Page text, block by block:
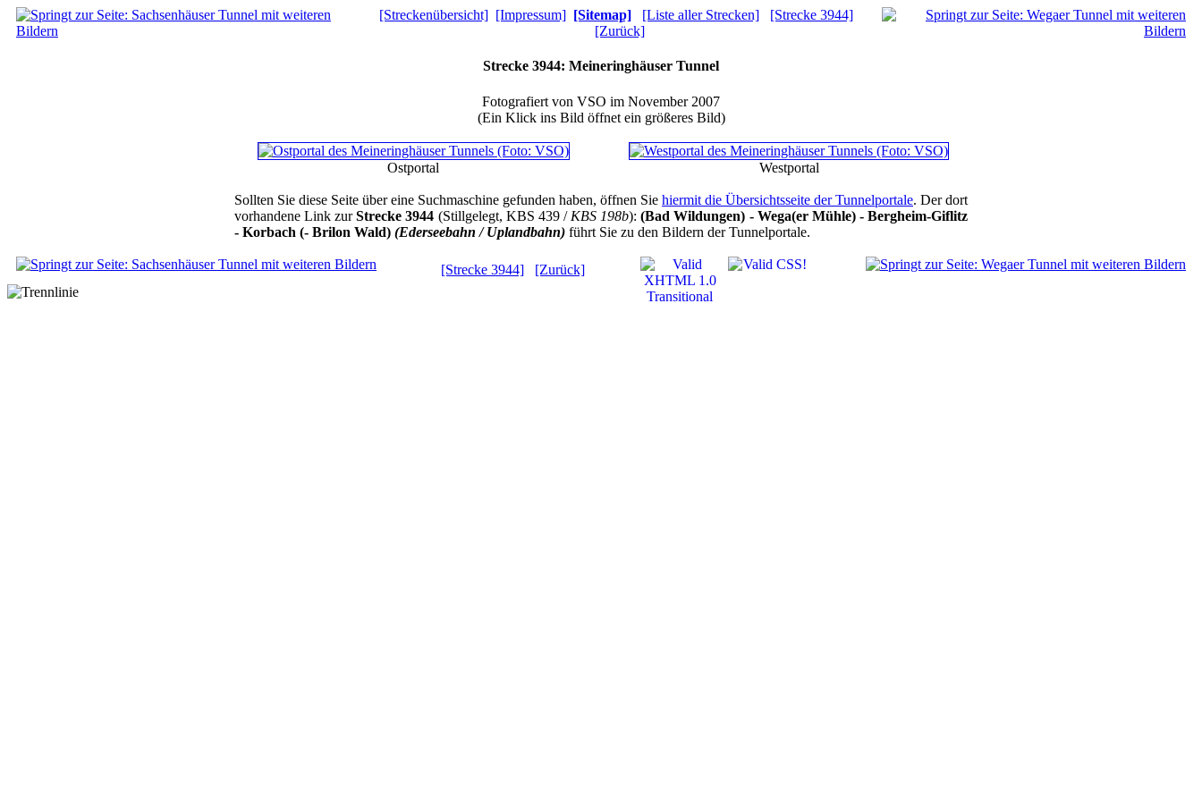
[Streckenübersicht] [Impressum] [Sitemap] [Liste aller Strecken]
[Strecke 3944]
[Zurück]
Strecke 3944: Meineringhäuser Tunnel
Fotografiert von VSO im November 2007
(Ein Klick ins Bild öffnet ein größeres Bild)
Ostportal Westportal
Sollten Sie diese Seite über eine Suchmaschine gefunden haben, öffnen Sie hiermit die Übersichtsseite der Tunnelportale. Der dort
vorhandene Link zurStrecke 3944 (Stillgelegt, KBS 439 / KBS 198b):(Bad Wildungen) - Wega(er Mühle) - Bergheim-Giflitz
- Korbach (- Brilon Wald) (Ederseebahn / Uplandbahn) führt Sie zu den Bildern der Tunnelportale.
[Strecke 3944] [Zurück]